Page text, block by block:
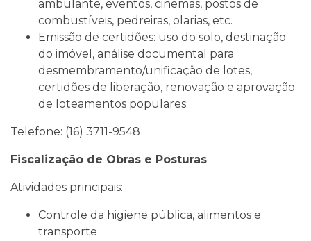
ambulante, eventos, cinemas, postos de
combustíveis, pedreiras, olarias, etc.
Emissão de certidões: uso do solo, destinação
do imóvel, análise documental para
desmembramento/unificação de lotes,
certidões de liberação, renovação e aprovação
de loteamentos populares.
Telefone: (16) 3711-9548
Fiscalização de Obras e Posturas
Atividades principais:
Controle da higiene pública, alimentos e
transporte